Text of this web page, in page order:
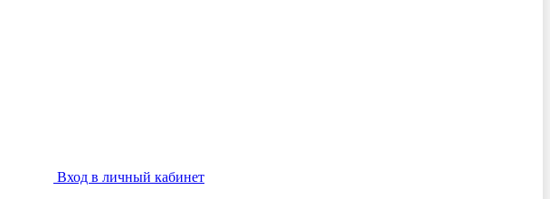
Вход в личный кабинет